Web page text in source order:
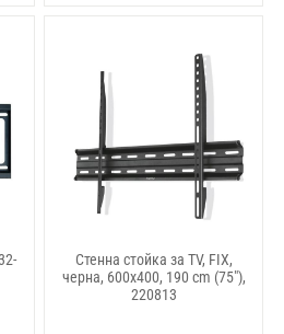
Стенна стойка за TV, FIX,
черна, 600x400, 190 cm (75"),
220813